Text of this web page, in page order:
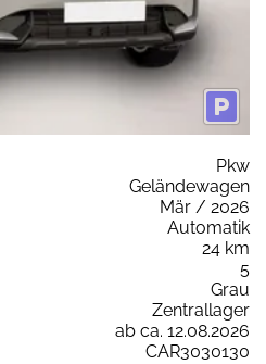
Pkw
Geländewagen
Mär / 2026
Automatik
24 km
5
Grau
Zentrallager
ab ca. 12.08.2026
CAR3030130